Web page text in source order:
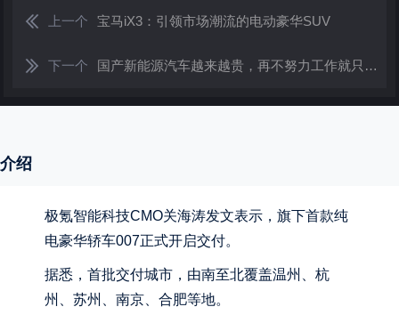
上一个 宝马iX3：引领市场潮流的电动豪华SUV
下一个 国产新能源汽车越来越贵，再不努力工作就只能开BBA了
介绍
极氪智能科技CMO关海涛发文表示，旗下首款纯
电豪华轿车007正式开启交付。
据悉，首批交付城市，由南至北覆盖温州、杭
州、苏州、南京、合肥等地。